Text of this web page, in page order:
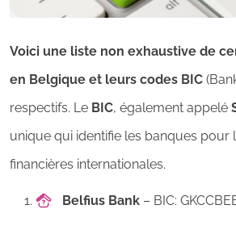
Voici une liste non exhaustive de
en Belgique et leurs codes BIC
respectifs. Le BIC, également appelé
unique qui identifie les banques pour
financières internationales.
Belfius Bank– BIC: